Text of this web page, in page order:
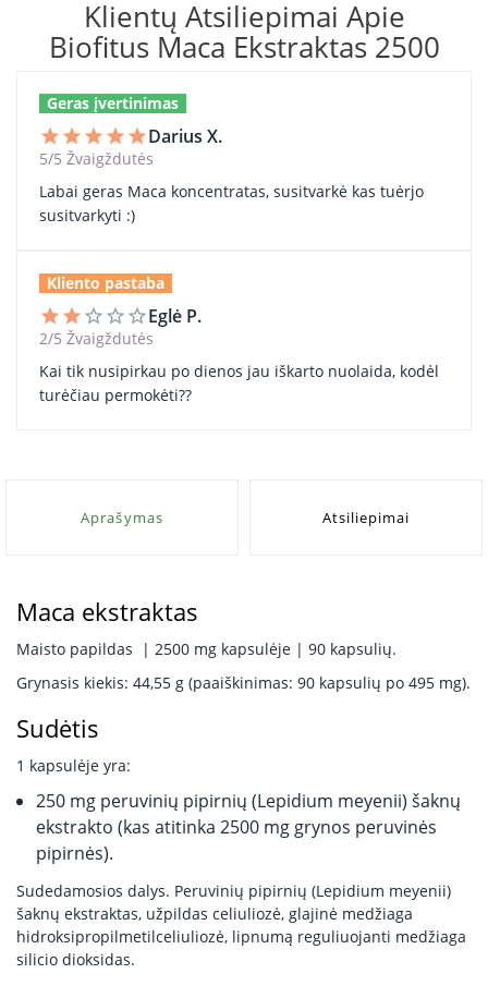
Klientų Atsiliepimai Apie
Biofitus Maca Ekstraktas 2500
Geras įvertinimas
star star star star starDarius X.
5/5 Žvaigždutės
Labai geras Maca koncentratas, susitvarkė kas tuėrjo
susitvarkyti :)
Kliento pastaba
star star star_border star_border star_borderEglė P.
2/5 Žvaigždutės
Kai tik nusipirkau po dienos jau iškarto nuolaida, kodėl
turėčiau permokėti??
Aprašymas Atsiliepimai
Maca ekstraktas
Maisto papildas | 2500 mg kapsulėje | 90 kapsulių.
Grynasis kiekis: 44,55 g (paaiškinimas: 90 kapsulių po 495 mg).
Sudėtis
1 kapsulėje yra:
250 mg peruvinių pipirnių (Lepidium meyenii) šaknų
ekstrakto (kas atitinka 2500 mg grynos peruvinės
pipirnės).
Sudedamosios dalys. Peruvinių pipirnių (Lepidium meyenii)
šaknų ekstraktas, užpildas celiuliozė, glajinė medžiaga
hidroksipropilmetilceliuliozė, lipnumą reguliuojanti medžiaga
silicio dioksidas.